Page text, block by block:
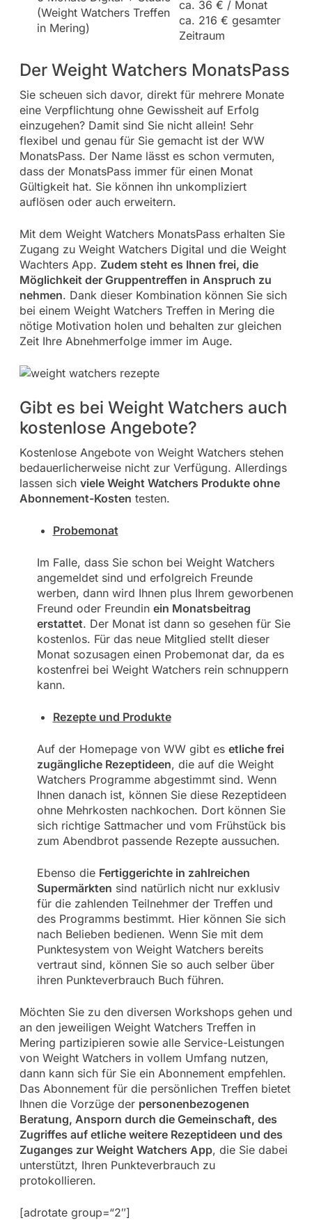
(Weight Watchers Treffen
in Mering)
ca. 36 € / Monat
ca. 216 € gesamter
Zeitraum
Der Weight Watchers MonatsPass
Sie scheuen sich davor, direkt für mehrere Monate
eine Verpflichtung ohne Gewissheit auf Erfolg
einzugehen? Damit sind Sie nicht allein! Sehr
flexibel und genau für Sie gemacht ist der WW
MonatsPass. Der Name lässt es schon vermuten,
dass der MonatsPass immer für einen Monat
Gültigkeit hat. Sie können ihn unkompliziert
auflösen oder auch erweitern.
Mit dem Weight Watchers MonatsPass erhalten Sie
Zugang zu Weight Watchers Digital und die Weight
Wachters App. Zudem steht es Ihnen frei, die
Möglichkeit der Gruppentreffen in Anspruch zu
nehmen. Dank dieser Kombination können Sie sich
bei einem Weight Watchers Treffen in Mering die
nötige Motivation holen und behalten zur gleichen
Zeit Ihre Abnehmerfolge immer im Auge.
Gibt es bei Weight Watchers auch
kostenlose Angebote?
Kostenlose Angebote von Weight Watchers stehen
bedauerlicherweise nicht zur Verfügung. Allerdings
lassen sich viele Weight Watchers Produkte ohne
Abonnement-Kosten testen.
Probemonat
Im Falle, dass Sie schon bei Weight Watchers
angemeldet sind und erfolgreich Freunde
werben, dann wird Ihnen plus Ihrem geworbenen
Freund oder Freundin ein Monatsbeitrag
erstattet. Der Monat ist dann so gesehen für Sie
kostenlos. Für das neue Mitglied stellt dieser
Monat sozusagen einen Probemonat dar, da es
kostenfrei bei Weight Watchers rein schnuppern
kann.
Rezepte und Produkte
Auf der Homepage von WW gibt es etliche frei
zugängliche Rezeptideen, die auf die Weight
Watchers Programme abgestimmt sind. Wenn
Ihnen danach ist, können Sie diese Rezeptideen
ohne Mehrkosten nachkochen. Dort können Sie
sich richtige Sattmacher und vom Frühstück bis
zum Abendbrot passende Rezepte aussuchen.
Ebenso die Fertiggerichte in zahlreichen
Supermärkten sind natürlich nicht nur exklusiv
für die zahlenden Teilnehmer der Treffen und
des Programms bestimmt. Hier können Sie sich
nach Belieben bedienen. Wenn Sie mit dem
Punktesystem von Weight Watchers bereits
vertraut sind, können Sie so auch selber über
ihren Punkteverbrauch Buch führen.
Möchten Sie zu den diversen Workshops gehen und
an den jeweiligen Weight Watchers Treffen in
Mering partizipieren sowie alle Service-Leistungen
von Weight Watchers in vollem Umfang nutzen,
dann kann sich für Sie ein Abonnement empfehlen.
Das Abonnement für die persönlichen Treffen bietet
Ihnen die Vorzüge der personenbezogenen
Beratung, Ansporn durch die Gemeinschaft, des
Zugriffes auf etliche weitere Rezeptideen und des
Zuganges zur Weight Watchers App, die Sie dabei
unterstützt, Ihren Punkteverbrauch zu
protokollieren.
[adrotate group=“2″]